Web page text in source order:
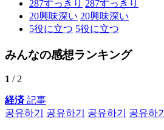
287すっきり 287すっきり
20興味深い 20興味深い
5役に立つ 5役に立つ
みんなの感想ランキング
1 / 2
経済記事
공유하기
공유하기 공유하기 공유하기